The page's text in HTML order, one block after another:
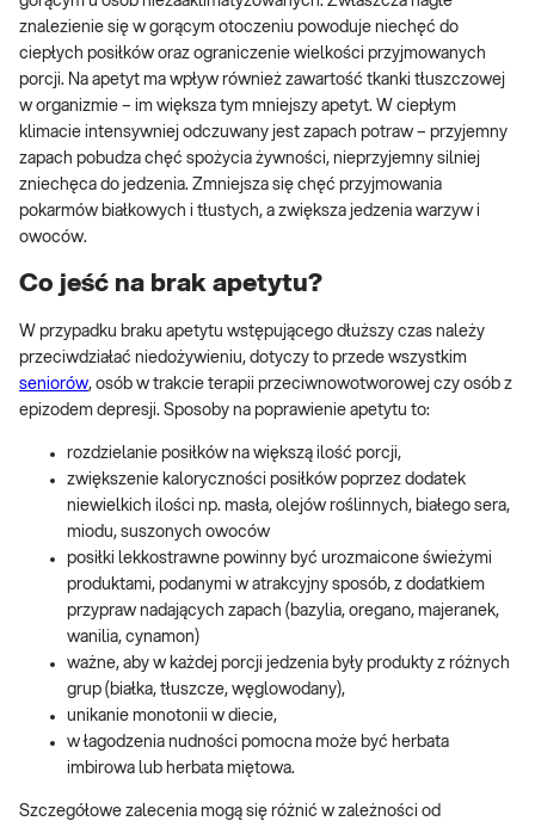
znalezienie się w gorącym otoczeniu powoduje niechęć do
ciepłych posiłków oraz ograniczenie wielkości przyjmowanych
porcji. Na apetyt ma wpływ również zawartość tkanki tłuszczowej
w organizmie – im większa tym mniejszy apetyt. W ciepłym
klimacie intensywniej odczuwany jest zapach potraw – przyjemny
zapach pobudza chęć spożycia żywności, nieprzyjemny silniej
zniechęca do jedzenia. Zmniejsza się chęć przyjmowania
pokarmów białkowych i tłustych, a zwiększa jedzenia warzyw i
owoców.
Co jeść na brak apetytu?
W przypadku braku apetytu wstępującego dłuższy czas należy
przeciwdziałać niedożywieniu, dotyczy to przede wszystkim
seniorów, osób w trakcie terapii przeciwnowotworowej czy osób z
epizodem depresji. Sposoby na poprawienie apetytu to:
rozdzielanie posiłków na większą ilość porcji,
zwiększenie kaloryczności posiłków poprzez dodatek
niewielkich ilości np. masła, olejów roślinnych, białego sera,
miodu, suszonych owoców
posiłki lekkostrawne powinny być urozmaicone świeżymi
produktami, podanymi w atrakcyjny sposób, z dodatkiem
przypraw nadających zapach (bazylia, oregano, majeranek,
wanilia, cynamon)
ważne, aby w każdej porcji jedzenia były produkty z różnych
grup (białka, tłuszcze, węglowodany),
unikanie monotonii w diecie,
w łagodzenia nudności pomocna może być herbata
imbirowa lub herbata miętowa.
Szczegółowe zalecenia mogą się różnić w zależności od